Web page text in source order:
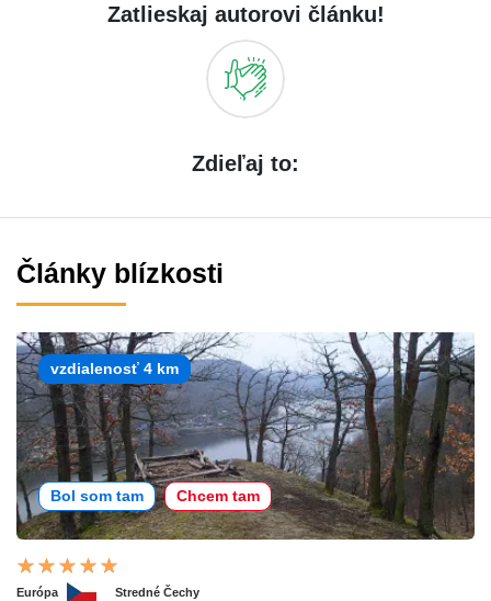
Zatlieskaj autorovi článku!
Zdieľaj to:
Články blízkosti
vzdialenosť 4 km
Bol som tam Chcem tam
Európa Stredné Čechy